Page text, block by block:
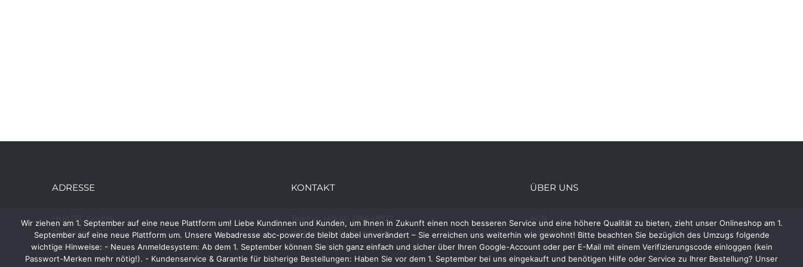
ADRESSE
HUATEC GmbH
Droopweg 31
20537 Hamburg
KONTAKT
Telefon: +49 40 236448822
Web: www.abc-power.de
Email: info@abc-power.de
ÜBER UNS
Datenschutz
Impressum
Wir ziehen am 1. September auf eine neue Plattform um! Liebe Kundinnen und Kunden, um Ihnen in Zukunft einen noch besseren Service und eine höhere Qualität zu bieten, zieht unser Onlineshop am 1.
September auf eine neue Plattform um. Unsere Webadresse abc-power.de bleibt dabei unverändert – Sie erreichen uns weiterhin wie gewohnt! Bitte beachten Sie bezüglich des Umzugs folgende
wichtige Hinweise: - Neues Anmeldesystem: Ab dem 1. September können Sie sich ganz einfach und sicher über Ihren Google-Account oder per E-Mail mit einem Verifizierungscode einloggen (kein
Passwort-Merken mehr nötig!). - Kundenservice & Garantie für bisherige Bestellungen: Haben Sie vor dem 1. September bei uns eingekauft und benötigen Hilfe oder Service zu Ihrer Bestellung? Unser